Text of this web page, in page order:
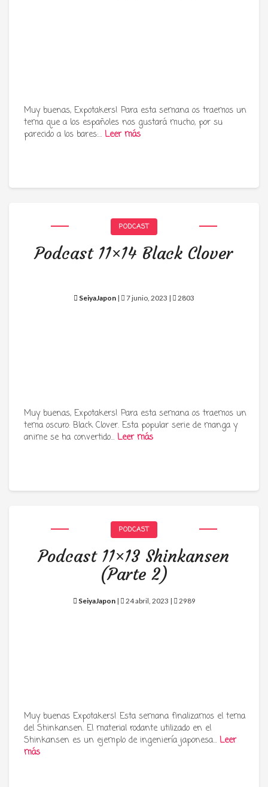
Muy buenas, Expotakers! Para esta semana os traemos un
tema que a los españoles nos gustará mucho, por su
parecido a los bares:… Leer más
PODCAST
Podcast 11×14 Black Clover
SeiyaJapon | 7 junio, 2023 | 2803
Muy buenas, Expotakers! Para esta semana os traemos un
tema oscuro: Black Clover. Esta popular serie de manga y
anime se ha convertido… Leer más
PODCAST
Podcast 11×13 Shinkansen
(Parte 2)
SeiyaJapon| 24 abril, 2023 | 2989
Muy buenas Expotakers! Esta semana finalizamos el tema
del Shinkansen. El material rodante utilizado en el
Shinkansen es un ejemplo de ingeniería japonesa… Leer
más